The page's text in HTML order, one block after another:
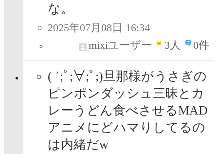
な。
2025年07月08日 16:34
mixiユーザー
3人 0件
( ´;ﾟ;∀;ﾟ;)旦那様がうさぎの
ピンポンダッシュ三昧とカ
レーうどん食べさせるMAD
アニメにどハマりしてるの
は内緒だw